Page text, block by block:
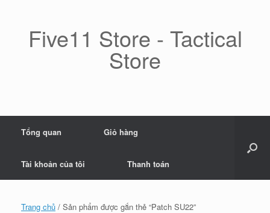
Five11 Store - Tactical
Store
Tổng quan Giỏ hàng
Tài khoản của tôi Thanh toán
Trang chủ / Sản phẩm được gắn thẻ “Patch SU22”